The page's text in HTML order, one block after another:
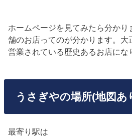
ホームページを見てみたら分かり
舗のお店ってのが分かります。
営業されている歴史あるお店にな
うさぎやの場所(地図あ
最寄り駅は